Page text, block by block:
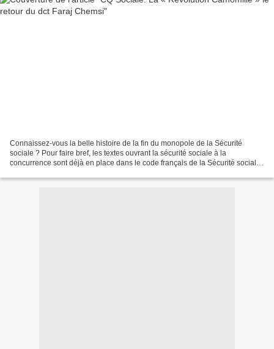
Connaissez-vous la belle histoire de la fin du monopole de la Sécurité
sociale ? Pour faire bref, les textes ouvrant la sécurité sociale à la
concurrence sont déjà en place dans le code français de la Sécurité sociale,